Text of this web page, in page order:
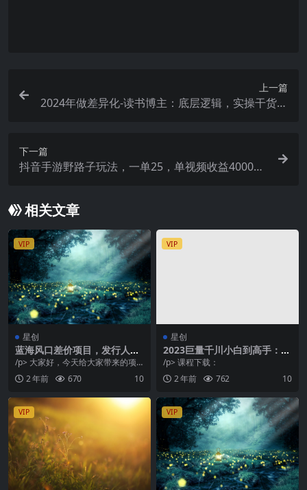
上一篇
2024年做差异化-读书博主：底层逻辑，实操干货，
下一篇
抖音手游野路子玩法，一单25，单视频收益4000
相关文章
VIP
星创
蓝海风口差价项目，发行人拉
新，一单35，小白复制粘贴就
能搞钱！日入3000+轻轻松松
/p> 大家好，今天给大家带来的项
目：蓝海风口差价项目，发行人拉
新，一单35，小...
2 年前 670 10
VIP
星创
2023巨量千川小白到高手：推
广逻辑 计划搭建 搭建思路等
(教程+图文+配套)
/p> 课程下载：
2 年前
762 10
VIP VIP